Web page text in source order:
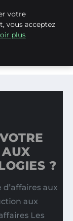
AUX
AUX
?
aux
aux
Les
votre
vous acceptez
plus